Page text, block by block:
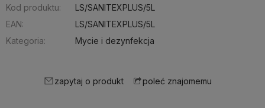
Kod produktu:
LS/SANITEXPLUS/5L
EAN:
LS/SANITEXPLUS/5L
Kategoria:
Mycie i dezynfekcja
zapytaj o produkt poleć znajomemu